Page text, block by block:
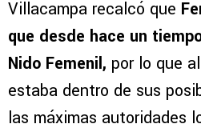
Villacampa recalcó que
que desde hace un
Nido Femenil, por lo que
estaba dentro de sus
las máximas autoridades